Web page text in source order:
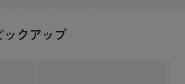
ックアップ